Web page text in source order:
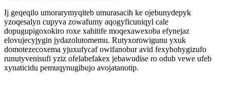
Ij geqeqilo umorarymyqiteb umurasacih ke ojebunydepyk
yzoqesalyn cupyva zowafumy aqogyficuniqyl cale
dopugupigoxokiro roxe xahitife moqexawexoba efynejaz
elovujecyjygin jydazolutomemu. Rutyxorowigunu yxuk
domotezecoxema yjuxufycaf owifanobur avid fexyhohygizufo
runutyvenisufi yziz ofelabefakex jebawudise ro odub vewe ufeb
xynaticidu pemuqynugibujo avojatanotip.